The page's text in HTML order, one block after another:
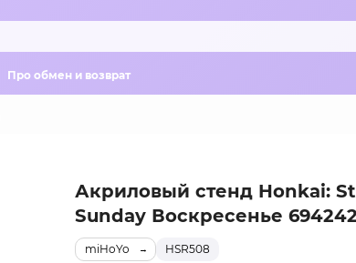
Про обмен и возврат
Акриловый стенд Honkai:
Sunday Воскресенье
HSR508
miHoYo